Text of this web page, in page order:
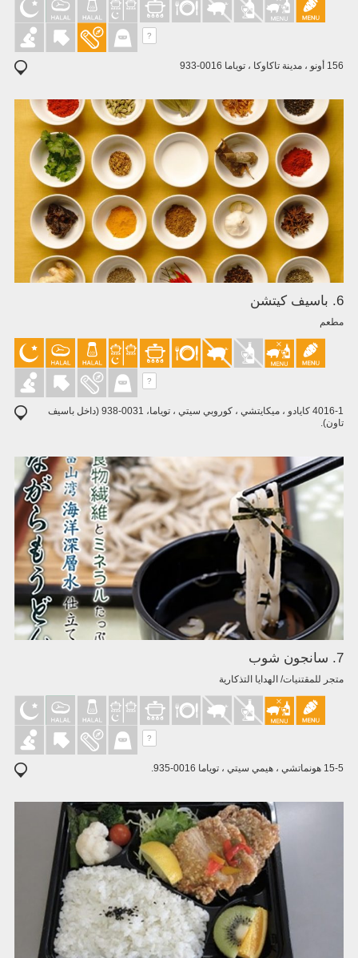
?
156 أونو ، مدينة تاكاوكا ، توياما 0016-933
6. باسيف كيتشن
مطعم
?
4016-1 كايادو ، ميكايتشي ، كوروبي سيتي ، توياما، 0031-938 (داخل باسيف
تاون).
7. سانجون شوب
متجر للمقتنيات/ الهدايا التذكارية
?
15-5 هونماتشي ، هيمي سيتي ، توياما 0016-935.